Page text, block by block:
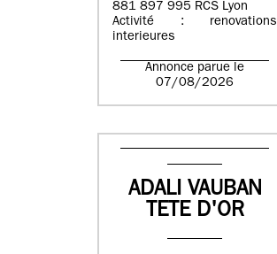
881 897 995 RCS Lyon
Activité : renovations
interieures
Annonce parue le
07/08/2026
ADALI VAUBAN
TETE D'OR